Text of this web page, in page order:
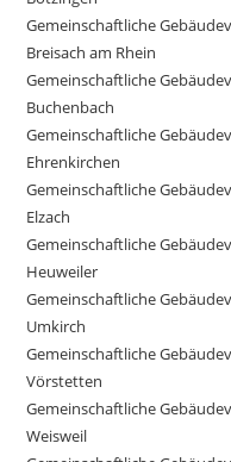
Gemeinschaftliche
Breisach am Rhein
Gemeinschaftliche
Buchenbach
Gemeinschaftliche
Ehrenkirchen
Gemeinschaftliche
Elzach
Gemeinschaftliche
Heuweiler
Gemeinschaftliche
Umkirch
Gemeinschaftliche
Vörstetten
Gemeinschaftliche
Weisweil